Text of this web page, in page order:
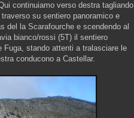
continuiamo verso destra tagliando
su sentiero panoramico e
del la Scarafourche e scendendo al
bianco/rossi (5T) il sentiero
stando attenti a tralasciare le
conducono a Castellar.